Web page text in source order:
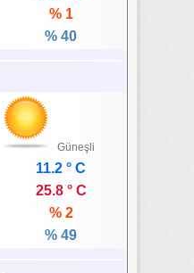
% 1
% 40
Güneşli
11.2 ° C
25.8 ° C
% 2
% 49